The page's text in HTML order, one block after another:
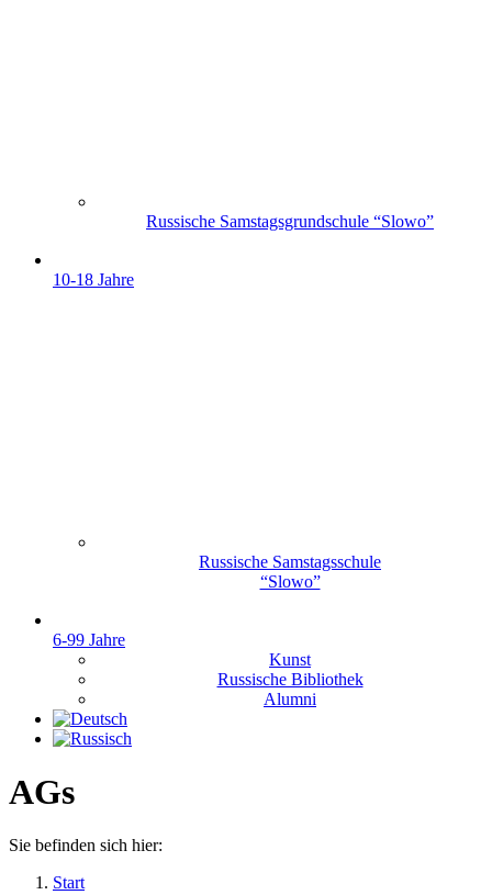
Russische Samstagsgrundschule “Slowo”
10-18 Jahre
Russische Samstagsschule
“Slowo”
6-99 Jahre
Kunst
Russische Bibliothek
Alumni
AGs
Sie befinden sich hier:
Start